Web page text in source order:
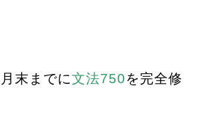
月末までに文法750を完全修